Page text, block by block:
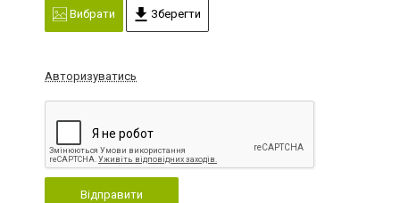
Вибрати
Зберегти
Авторизуватись
Відправити